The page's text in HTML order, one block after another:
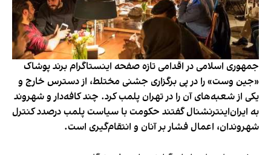
جمهوری اسلامی در اقدامی تازه صفحه اینستاگرام برند پوشاک
«جین وست» را در پی برگزاری جشنی مختلط، از دسترس خارج و
یکی از شعبه‌های آن را در تهران پلمب کرد. چند کافه‌‌دار و شهروند
به ایران‌اینترنشنال گفتند حکومت با سیاست پلمب درصدد کنترل
شهروندان، اعمال فشار بر آنان و انتقام‌گیری است.